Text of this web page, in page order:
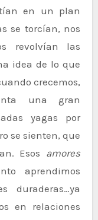
en un plan
se torcían, nos
revolvían las
idea de lo que
crecemos,
una gran
yagas por
se sienten, que
Esos amores
aprendimos
duraderas…ya
en relaciones